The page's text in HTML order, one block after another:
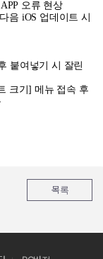
APP 오류 현상
다음 iOS 업데이트 시
붙여넣기 시 잘린
크기]메뉴 접속 후
목록